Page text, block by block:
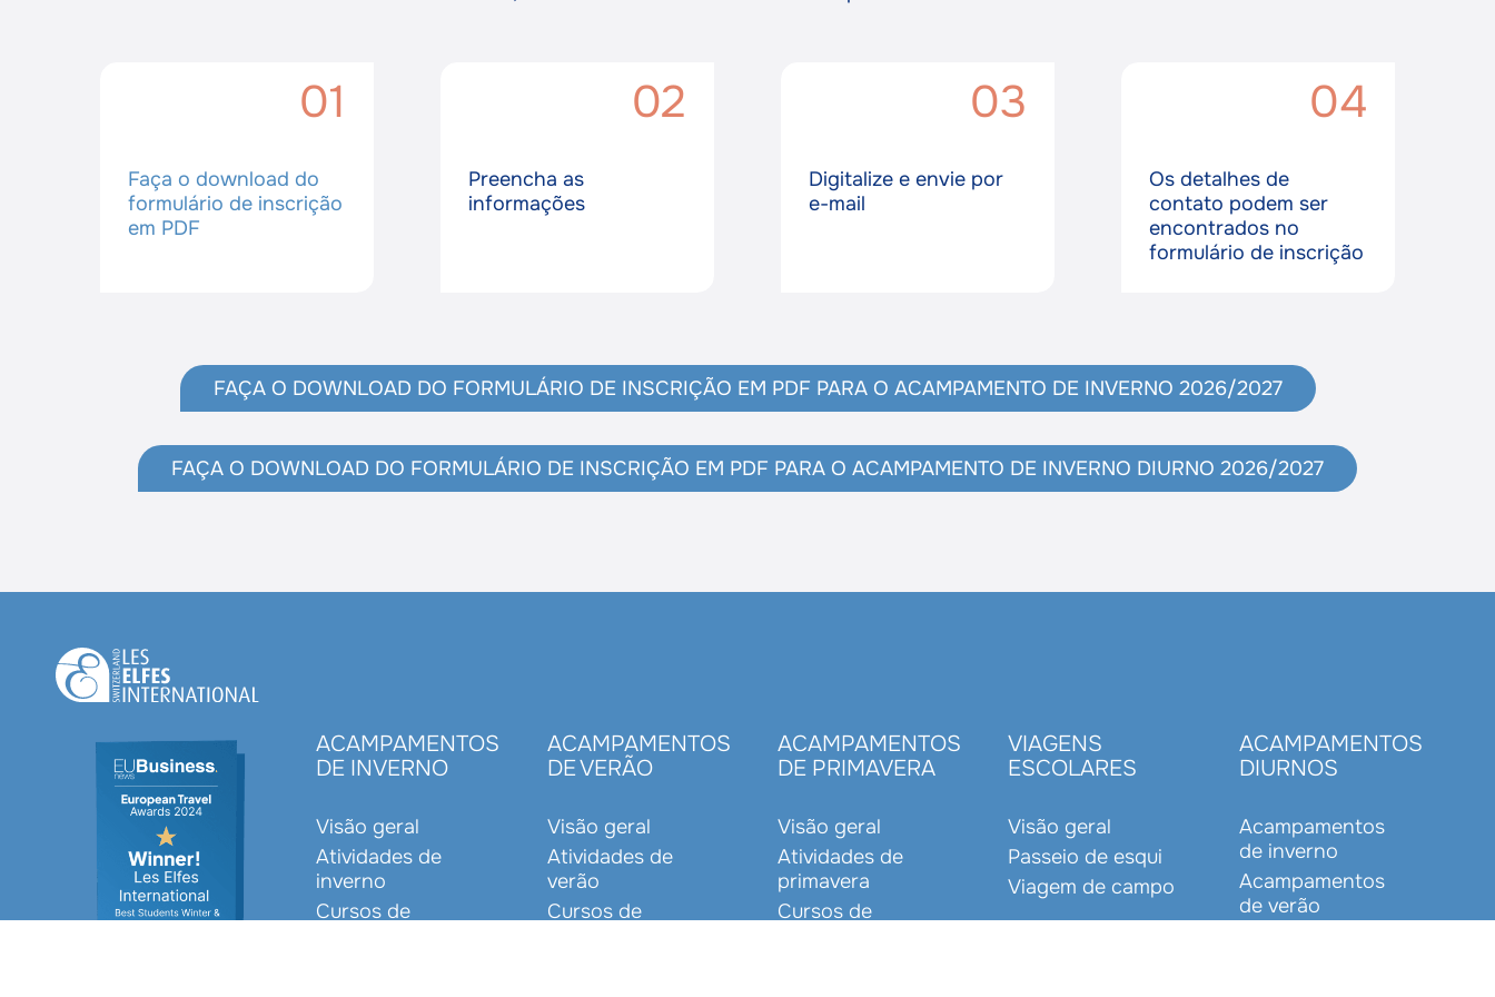
01
Faça o download do
formulário de inscrição
em PDF
02
Preencha as
informações
03
Digitalize e envie por
e-mail
04
Os detalhes de
contato podem ser
encontrados no
formulário de inscrição
FAÇA O DOWNLOAD DO FORMULÁRIO DE INSCRIÇÃO EM PDF PARA O ACAMPAMENTO DE INVERNO 2026/2027
FAÇA O DOWNLOAD DO FORMULÁRIO DE INSCRIÇÃO EM PDF PARA O ACAMPAMENTO DE INVERNO DIURNO 2026/2027
ACAMPAMENTOS
DE INVERNO
Visão geral
Atividades de
inverno
Cursos de
ACAMPAMENTOS
DE VERÃO
Visão geral
Atividades de
verão
Cursos de
ACAMPAMENTOS
DE PRIMAVERA
Visão geral
Atividades de
primavera
Cursos de
VIAGENS
ESCOLARES
Visão geral
Passeio de esqui
Viagem de campo
ACAMPAMENTOS
DIURNOS
Acampamentos
de inverno
Acampamentos
de verão